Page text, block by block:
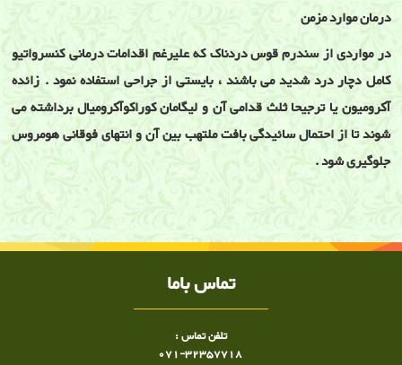
درمان موارد مزمن
در مواردی از سندرم قوس دردناک که علیرغم اقدامات درمانی کنسرواتیو
کامل دچار درد شدید می باشند ، بایستی از جراحی استفاده نمود . زائده
آکرومیون یا ترجیحا ثلث قدامی آن و لیگامان کوراکوآکرومیال برداشته می
شوند تا از احتمال سائیدگی بافت ملتهب بین آن و انتهای فوقانی هومروس
جلوگیری شود .
تماس باما
تلفن تماس :
071-32357718